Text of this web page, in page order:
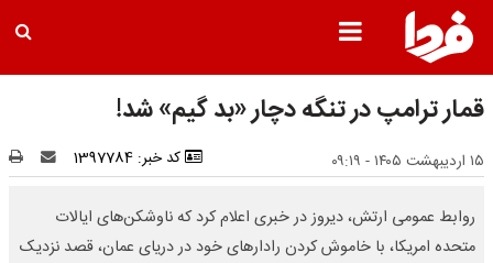
قمار ترامپ در تنگه دچار «بد گیم» شد!
۱۵ اردیبهشت ۱۴۰۵ - ۰۹:۱۹ کد خبر: 1397784
روابط عمومی ارتش، دیروز در خبری اعلام کرد که ناوشکن‌های ایالات
متحده امریکا، با خاموش کردن رادار‌های خود در دریای عمان، قصد نزدیک